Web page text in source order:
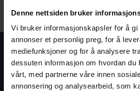
Denne nettsiden bruker
Vi bruker informasjonskapsler for å gi
annonser et personlig preg, for å
mediefunksjoner og for å analysere
dessuten informasjon om hvordan du
vårt, med partnerne våre innen
annonsering og analysearbeid, som
Forside
Informasjon